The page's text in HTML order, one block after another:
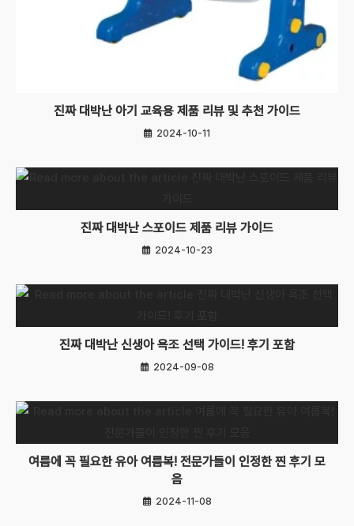
진짜 대박난 아기 교육용 제품 리뷰 및 추천 가이드
2024-10-11
진짜 대박난 스포이드 제품 리뷰 가이드
2024-10-23
진짜 대박난 신생아 욕조 선택 가이드! 후기 포함
2024-09-08
여름에 꼭 필요한 유아 여름복! 전문가들이 인정한 찐 후기 모
음
2024-11-08